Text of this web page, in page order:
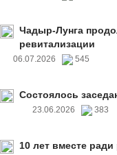
Чадыр-Лунга
ревитализации
06.07.2026 545
Состоялось
23.06.2026 383
10 лет вместе ради